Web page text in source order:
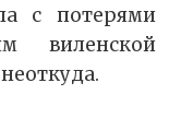
с потерями
виленской